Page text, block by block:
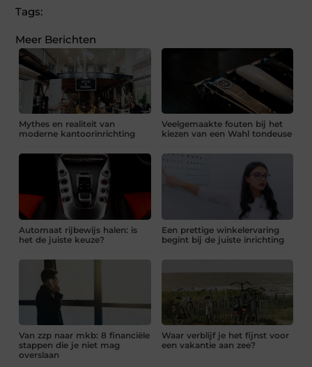
Tags:
Meer Berichten
Mythes en realiteit van
moderne kantoorinrichting
Veelgemaakte fouten bij het
kiezen van een Wahl tondeuse
Automaat rijbewijs halen: is
het de juiste keuze?
Een prettige winkelervaring
begint bij de juiste inrichting
Van zzp naar mkb: 8 financiële
stappen die je niet mag
overslaan
Waar verblijf je het fijnst voor
een vakantie aan zee?